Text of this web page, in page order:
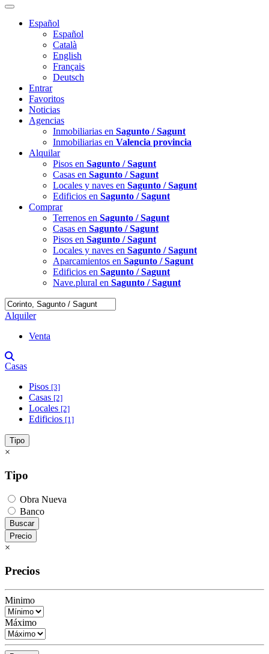
Español
Español
Català
English
Français
Deutsch
Entrar
Favoritos
Noticias
Agencias
Inmobiliarias en Sagunto / Sagunt
Inmobiliarias en Valencia provincia
Alquilar
Pisos en Sagunto / Sagunt
Casas en Sagunto / Sagunt
Locales y naves en Sagunto / Sagunt
Edificios en Sagunto / Sagunt
Comprar
Terrenos en Sagunto / Sagunt
Casas en Sagunto / Sagunt
Pisos en Sagunto / Sagunt
Locales y naves en Sagunto / Sagunt
Aparcamientos en Sagunto / Sagunt
Edificios en Sagunto / Sagunt
Nave.plural en Sagunto / Sagunt
Alquiler
Venta
Casas
Pisos [3]
Casas [2]
Locales [2]
Edificios [1]
Tipo
×
Tipo
Obra Nueva
Banco
Buscar
Precio
×
Precios
Minimo
Máximo